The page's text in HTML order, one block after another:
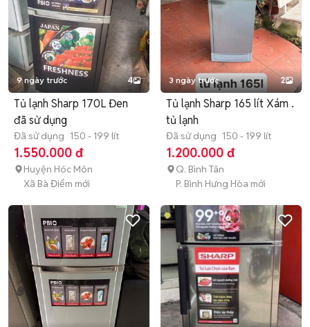
9 ngày trước 4
Tủ lạnh Sharp 170L Đen
đã sử dụng
Đã sử dụng 150 - 199 lít
1.550.000 đ
Huyện Hóc Môn
Xã Bà Điểm mới
3 ngày trước 2
Tủ lạnh Sharp 165 lít Xám .
tủ lạnh
Đã sử dụng 150 - 199 lít
1.200.000 đ
Q. Bình Tân
P. Bình Hưng Hòa mới